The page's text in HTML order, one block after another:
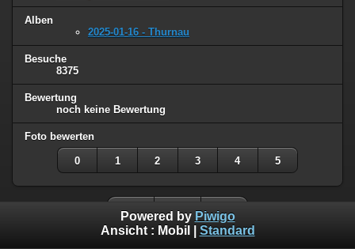
Alben
2025-01-16 - Thurnau
Besuche
8375
Bewertung
noch keine Bewertung
Foto bewerten
0 1 2 3 4 5
Powered by Piwigo
Ansicht : Mobil Standard